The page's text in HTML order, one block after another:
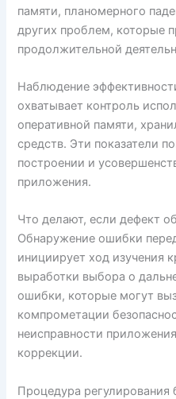
памяти, планомерного
других проблем, которые
продолжительной
Наблюдение
охватывает контроль
оперативной памяти,
средств. Эти показатели
построении и
приложения.
Что делают, если дефект
Обнаружение ошибки
инициирует ход изучения
выработки выбора о
ошибки, которые могут
компрометации
неисправности
коррекции.
Процедура регулирования